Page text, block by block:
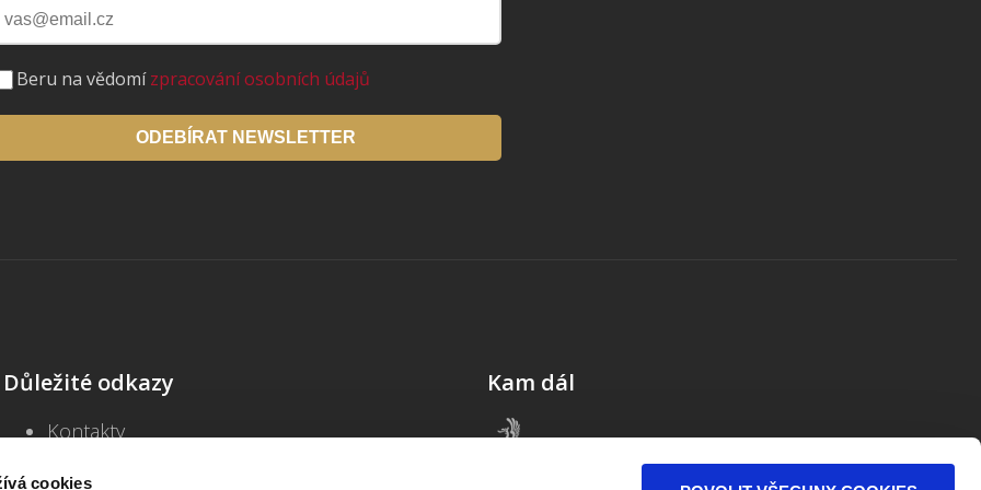
cookies
Beru na vědomízpracování osobních údajů
ODEBÍRAT NEWSLETTER
Důležité odkazy
Kontakty
Blog
Kam dál